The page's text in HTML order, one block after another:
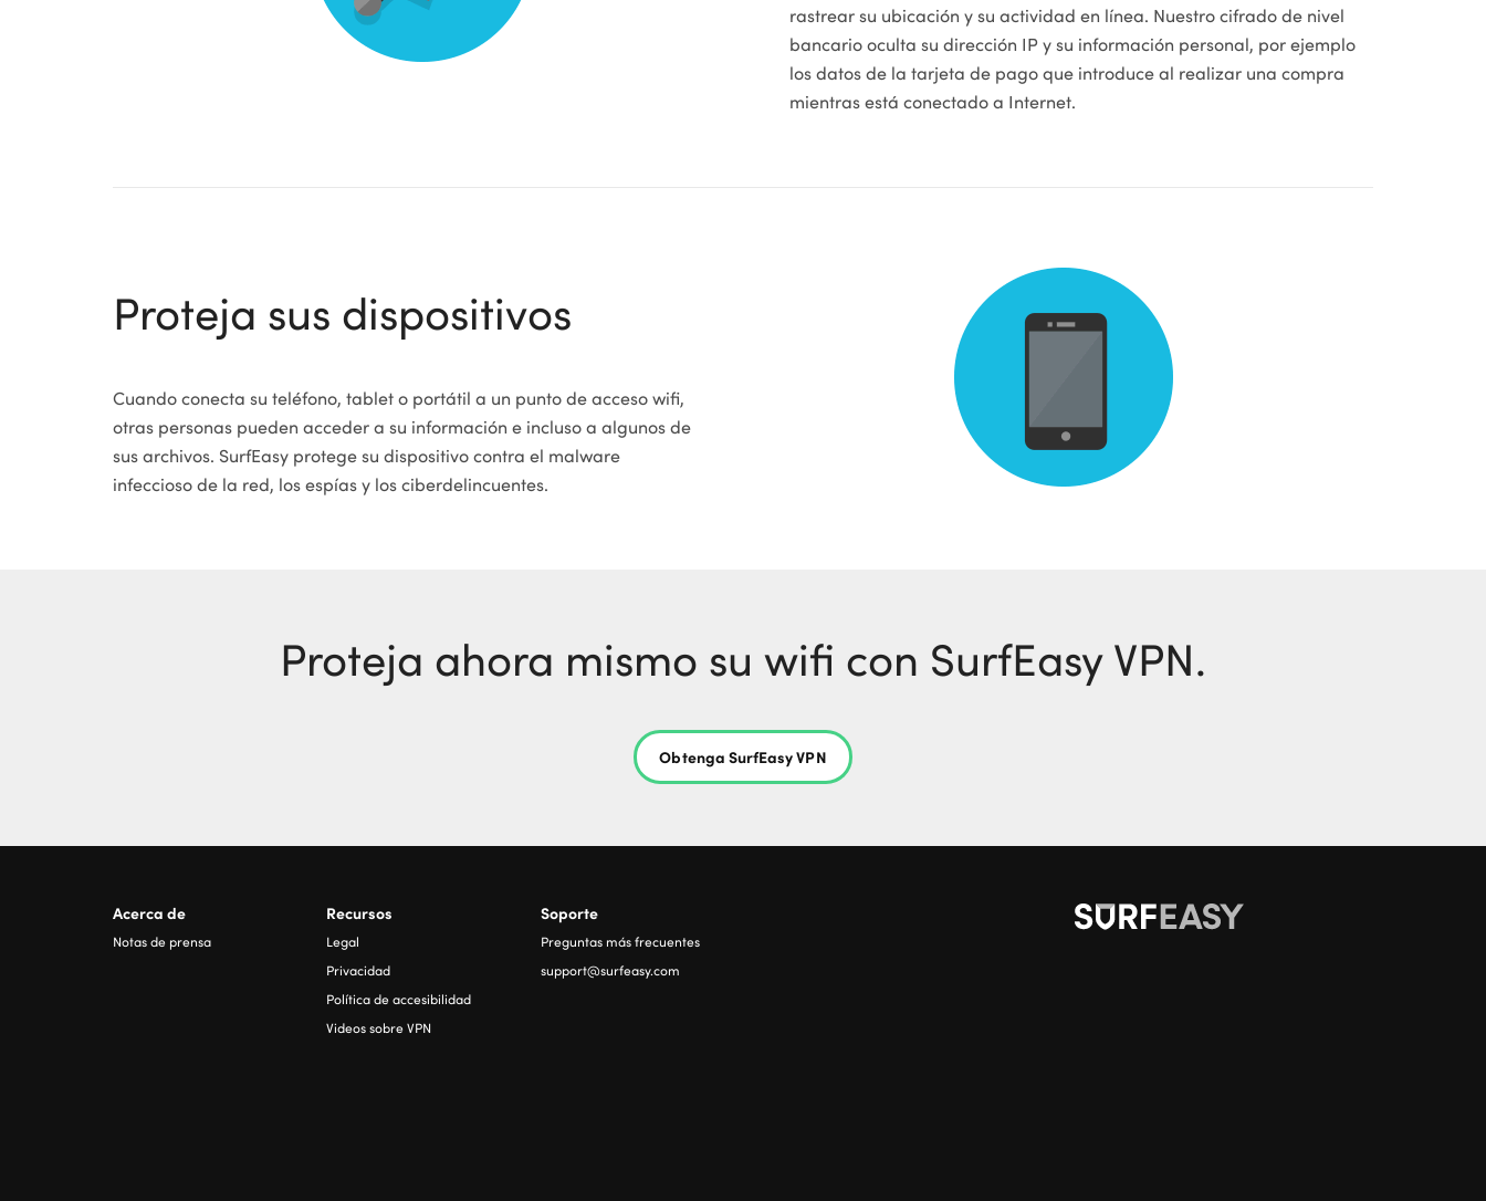
rastrear su ubicación y su actividad en línea. Nuestro cifrado de nivel
bancario oculta su dirección IP y su información personal, por ejemplo
los datos de la tarjeta de pago que introduce al realizar una compra
mientras está conectado a Internet.
Proteja sus dispositivos
Cuando conecta su teléfono, tablet o portátil a un punto de acceso wifi,
otras personas pueden acceder a su información e incluso a algunos de
sus archivos. SurfEasy protege su dispositivo contra el malware
infeccioso de la red, los espías y los ciberdelincuentes.
Proteja ahora mismo su wifi con SurfEasy VPN.
Obtenga SurfEasy VPN
Acerca de
Notas de prensa
Recursos
Legal
Privacidad
Política de accesibilidad
Videos sobre VPN
Soporte
Preguntas más frecuentes
support@surfeasy.com